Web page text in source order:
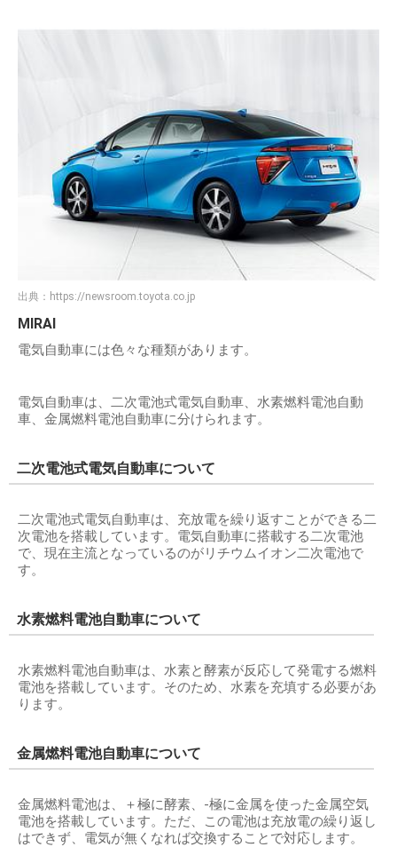
出典： https://newsroom.toyota.co.jp
MIRAI
電気自動車には色々な種類があります。
電気自動車は、二次電池式電気自動車、水素燃料電池自動
車、金属燃料電池自動車に分けられます。
二次電池式電気自動車について
二次電池式電気自動車は、充放電を繰り返すことができる二
次電池を搭載しています。電気自動車に搭載する二次電池
で、現在主流となっているのがリチウムイオン二次電池で
す。
水素燃料電池自動車について
水素燃料電池自動車は、水素と酵素が反応して発電する燃料
電池を搭載しています。そのため、水素を充填する必要があ
ります。
金属燃料電池自動車について
金属燃料電池は、＋極に酵素、-極に金属を使った金属空気
電池を搭載しています。ただ、この電池は充放電の繰り返し
はできず、電気が無くなれば交換することで対応します。